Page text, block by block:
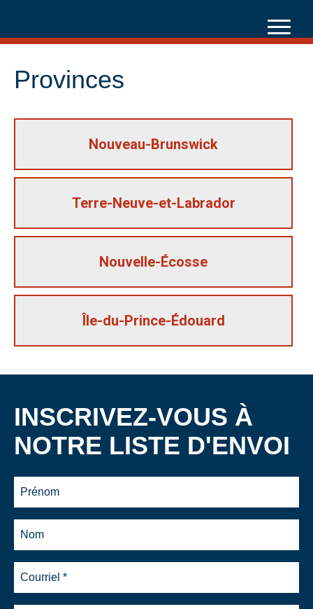
content
Provinces
Nouveau-Brunswick
Terre-Neuve-et-Labrador
Nouvelle-Écosse
Île-du-Prince-Édouard
INSCRIVEZ-VOUS À
NOTRE LISTE D'ENVOI